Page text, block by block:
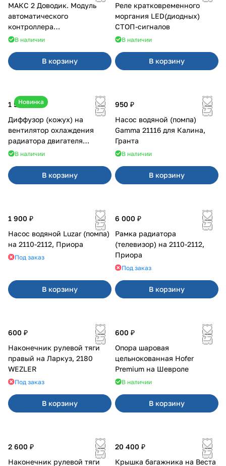
МАКС 2 Доводик. Модуль
автоматического
контроллера
стеклоподъемников для
В наличии
В корзину
Реле кратковременного
моргания LED(диодных)
СТОП-сигналов
В наличии
В корзину
Новинка
1 500 ₽
Диффузор (кожух) на
вентилятор охлаждения
радиатора двигателя
Приора 2170 Panasonic
В наличии
В корзину
950 ₽
Насос водяной (помпа)
Gamma 21116 для Калина,
Гранта
В наличии
В корзину
1 900 ₽
Насос водяной Luzar (помпа)
на 2110-2112, Приора
Под заказ
В корзину
6 000 ₽
Рамка радиатора
(телевизор) на 2110-2112,
Приора
Под заказ
В корзину
600 ₽
Наконечник рулевой тяги
правый на Ларкуз, 2180
WEZLER
Под заказ
В корзину
600 ₽
Опора шаровая
цельнокованная Hofer
Premium на Шевроле
В наличии
В корзину
2 600 ₽
Наконечник рулевой тяги
20 400 ₽
Крышка багажника на Веста